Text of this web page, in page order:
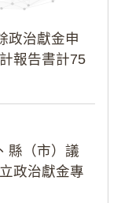
政治獻金申
報告書計75
縣（市）議
政治獻金專